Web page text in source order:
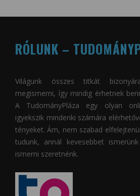
RÓLUNK –
Világunk összes titkát
megismerni, így mindig érhetnek
A TudományPláza egy olyan
igyekszik mindenki számára
tényeket. Ám, nem szabad
tudunk, annál kevesebbet
ismerni szeretnénk.